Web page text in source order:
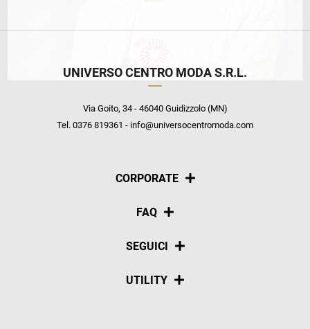
UNIVERSO CENTRO MODA S.R.L.
Via Goito, 34 - 46040 Guidizzolo (MN)
Tel. 0376 819361 - info@universocentromoda.com
CORPORATE
Chi siamo
FAQ
Pagamenti
SEGUICI
Social
UTILITY